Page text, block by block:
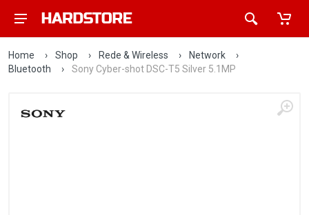
Home › Shop › Rede & Wireless › Network
›
Bluetooth
› Sony Cyber-shot DSC-T5 Silver 5.1MP